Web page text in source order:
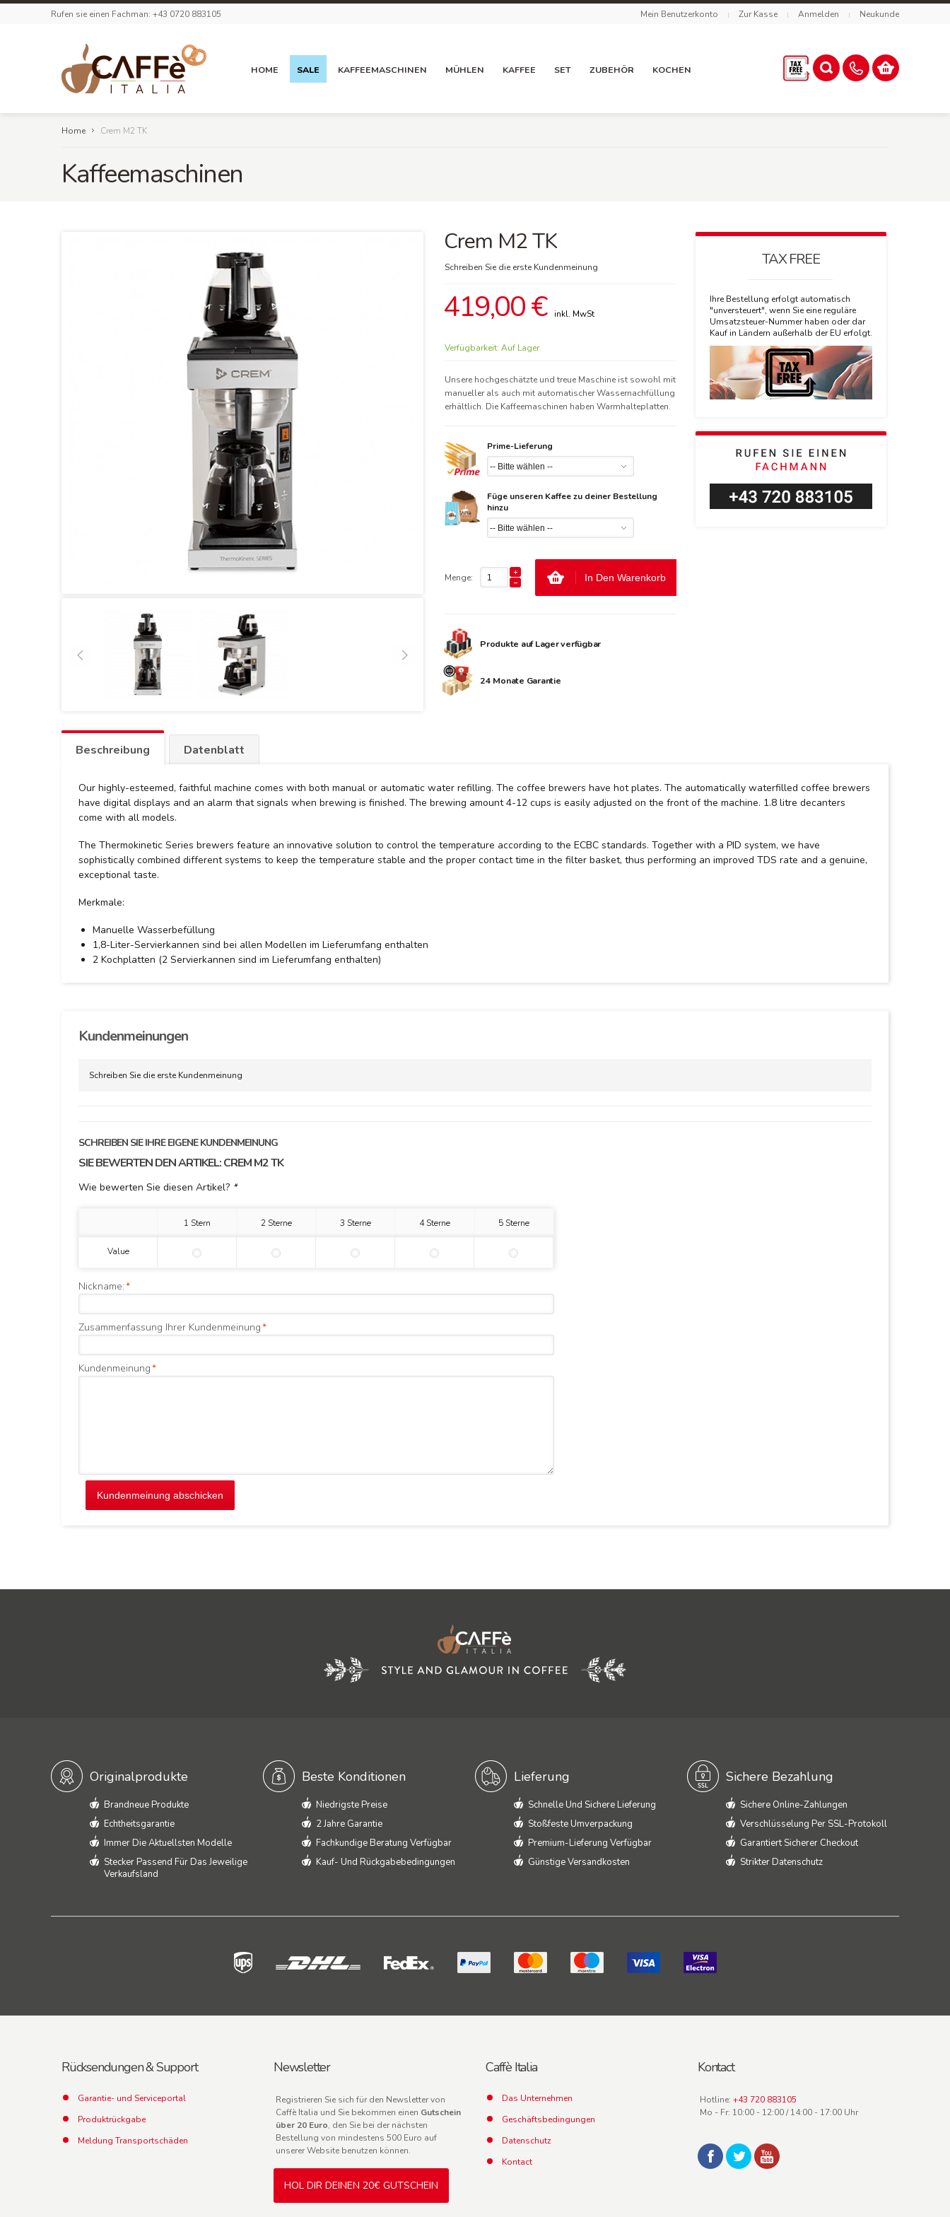
Rufen sie einen Fachman: +43 0720 883105 Mein Benutzerkonto Zur Kasse Anmelden Neukunde
HOME SALE KAFFEEMASCHINEN MÜHLEN KAFFEE SET ZUBEHÖR KOCHEN
Home Crem M2 TK
Kaffeemaschinen
TAX FREE
Ihre Bestellung erfolgt automatisch
"unversteuert", wenn Sie eine reguläre
Umsatzsteuer-Nummer haben oder dar
Kauf in Ländern außerhalb der EU erfolgt.
Crem M2 TK
Schreiben Sie die erste Kundenmeinung
419,00 €
Verfügbarkeit: Auf Lager
Unsere hochgeschätzte und treue Maschine ist sowohl mit
manueller als auch mit automatischer Wassernachfüllung
erhältlich. Die Kaffeemaschinen haben Warmhalteplatten.
Prime-Lieferung
Füge unseren Kaffee zu deiner Bestellung
hinzu
Menge: In Den Warenkorb
Produkte auf Lager verfügbar
24 Monate Garantie
Beschreibung Datenblatt
Our highly-esteemed, faithful machine comes with both manual or automatic water refilling. The coffee brewers have hot plates. The automatically waterfilled coffee brewers
have digital displays and an alarm that signals when brewing is finished. The brewing amount 4-12 cups is easily adjusted on the front of the machine. 1.8 litre decanters
come with all models.
The Thermokinetic Series brewers feature an innovative solution to control the temperature according to the ECBC standards. Together with a PID system, we have
sophistically combined different systems to keep the temperature stable and the proper contact time in the filter basket, thus performing an improved TDS rate and a genuine,
exceptional taste.
Merkmale:
Manuelle Wasserbefüllung
1,8-Liter-Servierkannen sind bei allen Modellen im Lieferumfang enthalten
2 Kochplatten (2 Servierkannen sind im Lieferumfang enthalten)
Kundenmeinungen
Schreiben Sie die erste Kundenmeinung
SCHREIBEN SIE IHRE EIGENE KUNDENMEINUNG
SIE BEWERTEN DEN ARTIKEL:CREM M2 TK
Wie bewerten Sie diesen Artikel? *
1 Stern 2 Sterne 3 Sterne 4 Sterne 5 Sterne
Value
*
Nickname:
*
Zusammenfassung Ihrer Kundenmeinung
*
Kundenmeinung
Kundenmeinung abschicken
Originalprodukte
Brandneue Produkte
Echtheitsgarantie
Immer Die Aktuellsten Modelle
Stecker Passend Für Das Jeweilige
Verkaufsland
Beste Konditionen
Niedrigste Preise
2 Jahre Garantie
Fachkundige Beratung Verfügbar
Kauf- Und Rückgabebedingungen
Lieferung
Schnelle Und Sichere Lieferung
Stoßfeste Umverpackung
Premium-Lieferung Verfügbar
Günstige Versandkosten
Sichere Bezahlung
Sichere Online-Zahlungen
Verschlüsselung Per SSL-Protokoll
Garantiert Sicherer Checkout
Strikter Datenschutz
Rücksendungen & Support
Garantie- und Serviceportal
Produktrückgabe
Meldung Transportschäden
Newsletter
Registrieren Sie sich für den Newsletter von
Caffè Italia und Sie bekommen einen Gutschein
über 20 Euro, den Sie bei der nächsten
Bestellung von mindestens 500 Euro auf
unserer Website benutzen können.
HOL DIR DEINEN 20€ GUTSCHEIN
Caffè Italia
Das Unternehmen
Geschäftsbedingungen
Datenschutz
Kontact
Kontact
Hotline: +43 720 883105
Mo - Fr: 10:00 - 12:00 / 14:00 - 17:00 Uhr